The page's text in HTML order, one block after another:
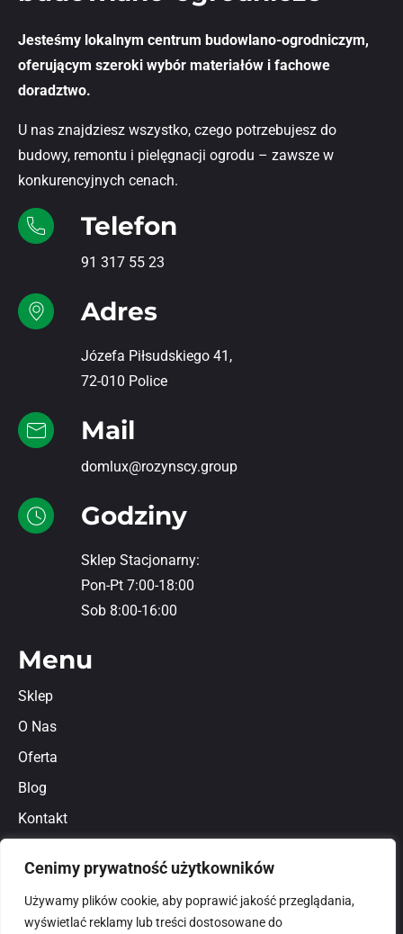
Cenimy prywatność użytkowników
Używamy plików cookie, aby poprawić jakość przeglądania,
wyświetlać reklamy lub treści dostosowane do
Jesteśmy lokalnym centrum budowlano-ogrodniczym,
oferującym szeroki wybór materiałów i fachowe
doradztwo.
U nas znajdziesz wszystko, czego potrzebujesz do
budowy, remontu i pielęgnacji ogrodu – zawsze w
konkurencyjnych cenach.
Telefon
91 317 55 23
Adres
Józefa Piłsudskiego 41,
72-010 Police
Mail
domlux@rozynscy.group
Godziny
Sklep Stacjonarny:
Pon-Pt 7:00-18:00
Sob 8:00-16:00
Menu
Sklep
O Nas
Oferta
Blog
Kontakt
Polityka prywatności